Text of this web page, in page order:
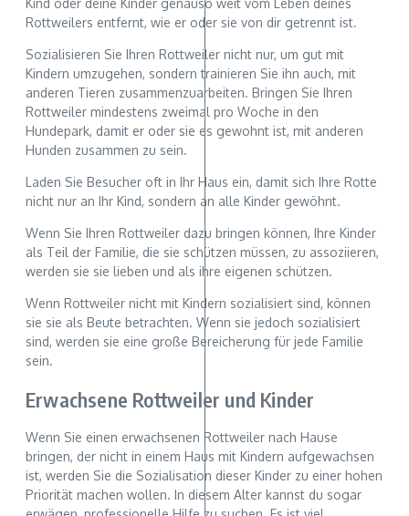
Kind oder deine Kinder genauso weit vom Leben deines
Rottweilers entfernt, wie er oder sie von dir getrennt ist.
Sozialisieren Sie Ihren Rottweiler nicht nur, um gut mit
Kindern umzugehen, sondern trainieren Sie ihn auch, mit
anderen Tieren zusammenzuarbeiten. Bringen Sie Ihren
Rottweiler mindestens zweimal pro Woche in den
Hundepark, damit er oder sie es gewohnt ist, mit anderen
Hunden zusammen zu sein.
Laden Sie Besucher oft in Ihr Haus ein, damit sich Ihre Rotte
nicht nur an Ihr Kind, sondern an alle Kinder gewöhnt.
Wenn Sie Ihren Rottweiler dazu bringen können, Ihre Kinder
als Teil der Familie, die sie schützen müssen, zu assoziieren,
werden sie sie lieben und als ihre eigenen schützen.
Wenn Rottweiler nicht mit Kindern sozialisiert sind, können
sie sie als Beute betrachten. Wenn sie jedoch sozialisiert
sind, werden sie eine große Bereicherung für jede Familie
sein.
Erwachsene Rottweiler und Kinder
Wenn Sie einen erwachsenen Rottweiler nach Hause
bringen, der nicht in einem Haus mit Kindern aufgewachsen
ist, werden Sie die Sozialisation dieser Kinder zu einer hohen
Priorität machen wollen. In diesem Alter kannst du sogar